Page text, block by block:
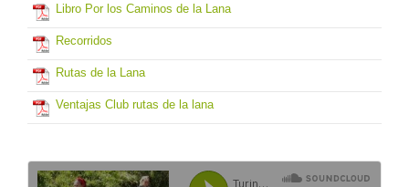
Libro Por los Caminos de la Lana
Recorridos
Rutas de la Lana
Ventajas Club rutas de la lana